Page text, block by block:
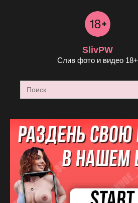
SlivPW
Слив фото и видео 18+
Search
for: